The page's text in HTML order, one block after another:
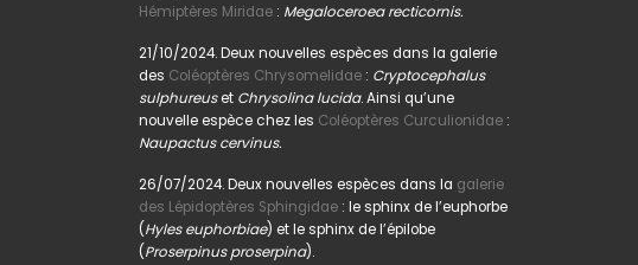
Hémiptères Miridae : Megaloceroea recticornis.
21/10/2024. Deux nouvelles espèces dans la galerie
des Coléoptères Chrysomelidae : Cryptocephalus
sulphureuset Chrysolina lucida. Ainsi qu’une
nouvelle espèce chez les Coléoptères Curculionidae :
Naupactus cervinus.
26/07/2024. Deux nouvelles espèces dans la galerie
des Lépidoptères Sphingidae : le sphinx de l’euphorbe
(Hyles euphorbiae) et le sphinx de l’épilobe
(Proserpinus proserpina).